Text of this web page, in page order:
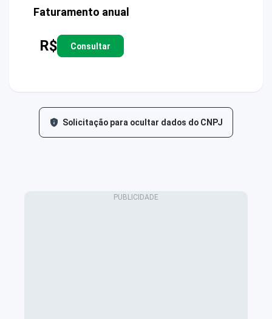
Faturamento anual
R$ Consultar
Solicitação para ocultar dados do CNPJ